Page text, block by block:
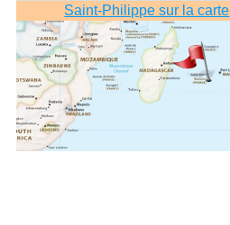
Saint-Philippe sur la carte